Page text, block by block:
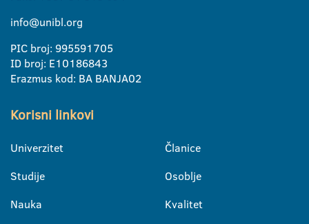
info@unibl.org
PIC broj: 995591705
ID broj: E10186843
Erazmus kod: BA BANJA02
Korisni linkovi
Univerzitet
Studije
Nauka
Članice
Osoblje
Kvalitet